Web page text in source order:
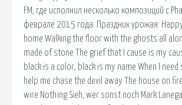
FM, где исполнил несколько композиций с
феврале 2015 года. Праздник урожая:
home Walking the floor with the ghosts all
made of stone The grief that I cause is my
black is a color, black is my name When I
help me chase the devil away The house on
wire Nothing Sieh, wer sonst noch Mark